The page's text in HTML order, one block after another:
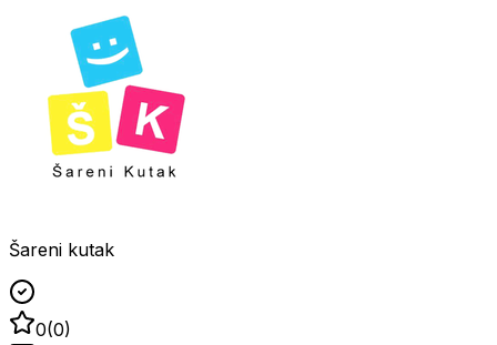
Šareni kutak
0(0)